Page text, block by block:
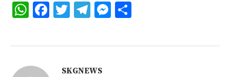
WhatsApp
Facebook
Twitter
Telegram
Messenger
SKGNEWS